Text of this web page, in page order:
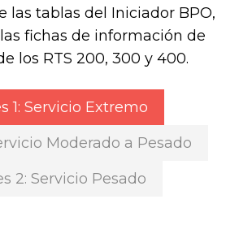
las tablas del Iniciador BPO,
fichas de información de
los RTS 200, 300 y 400.
1: Servicio Extremo
Moderado a Pesado
2: Servicio Pesado